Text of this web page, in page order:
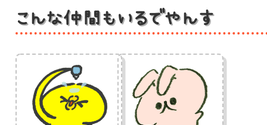
こんな仲間もいるでやんす